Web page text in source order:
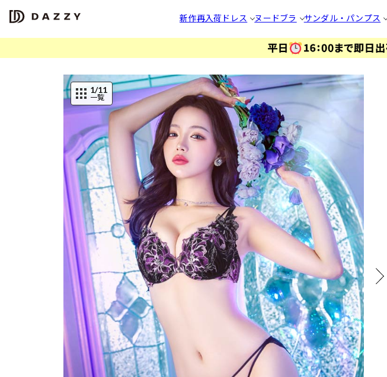
新作再入荷 ドレス ヌードブラ サンダル・パンプス
1/11
一覧